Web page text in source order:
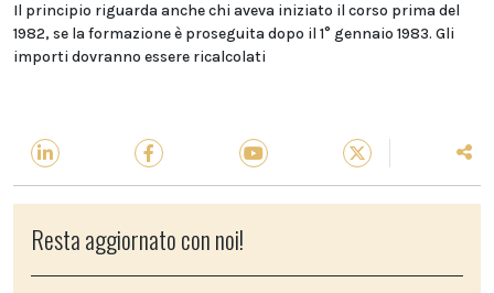
Il principio riguarda anche chi aveva iniziato il corso prima del
1982, se la formazione è proseguita dopo il 1° gennaio 1983. Gli
importi dovranno essere ricalcolati
Resta aggiornato con noi!